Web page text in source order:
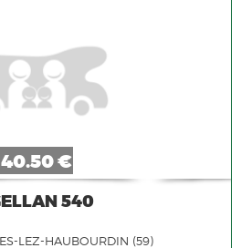
40.50 €
540
LEZ-HAUBOURDIN (59)